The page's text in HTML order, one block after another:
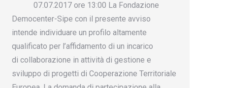
07.07.2017 ore 13:00 La Fondazione
Democenter-Sipe con il presente avviso
intende individuare un profilo altamente
qualificato per l’affidamento di un incarico
di collaborazione in attività di gestione e
sviluppo di progetti di Cooperazione Territoriale